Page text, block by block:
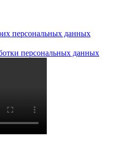
персональных данных
персональных данных